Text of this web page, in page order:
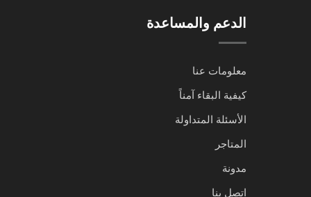
الدعم والمساعدة
معلومات عنا
كيفية البقاء آمناً
الأسئلة المتداولة
المتاجر
مدونة
اتصل بنا